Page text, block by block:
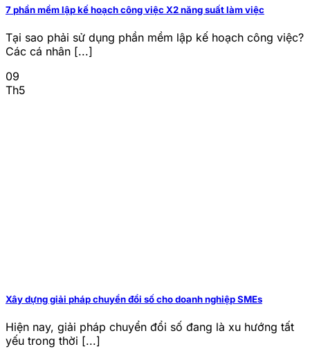
7 phần mềm lập kế hoạch công việc X2 năng suất làm việc
Tại sao phải sử dụng phần mềm lập kế hoạch công việc?
Các cá nhân [...]
09
Th5
Xây dựng giải pháp chuyển đổi số cho doanh nghiệp SMEs
Hiện nay, giải pháp chuyển đổi số đang là xu hướng tất
yếu trong thời [...]